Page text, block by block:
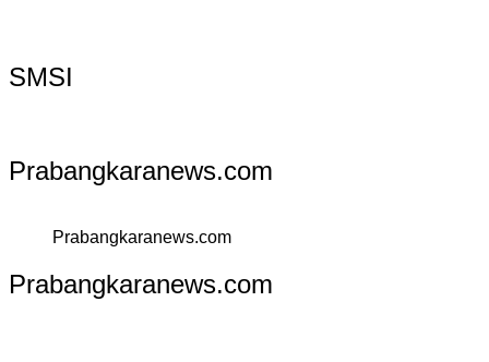
SMSI
Prabangkaranews.com
Prabangkaranews.com
Prabangkaranews.com